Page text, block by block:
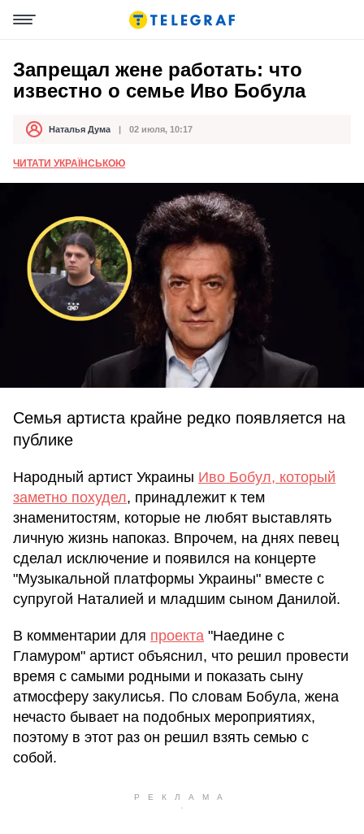
Запрещал жене работать: что
известно о семье Иво Бобула
АвторНаталья Дума
Дата публикации 02 июля, 10:17
ЧИТАТИ УКРАЇНСЬКОЮ
Семья артиста крайне редко появляется на
публике
Народный артист Украины Иво Бобул, который
заметно похудел, принадлежит к тем
знаменитостям, которые не любят выставлять
личную жизнь напоказ. Впрочем, на днях певец
сделал исключение и появился на концерте
"Музыкальной платформы Украины" вместе с
супругой Наталией и младшим сыном Данилой.
В комментарии для проекта "Наедине с
Гламуром" артист объяснил, что решил провести
время с самыми родными и показать сыну
атмосферу закулисья. По словам Бобула, жена
нечасто бывает на подобных мероприятиях,
поэтому в этот раз он решил взять семью с
собой.